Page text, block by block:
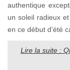
authentique
un soleil radieux
en ce début d’été
Lire la suite :